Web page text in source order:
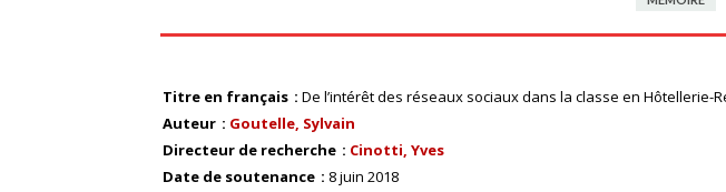
Titre en français
De l’intérêt des réseaux sociaux dans la classe en Hôtellerie-
Auteur
Goutelle, Sylvain
Directeur de recherche
Cinotti, Yves
Date de soutenance
8 juin 2018